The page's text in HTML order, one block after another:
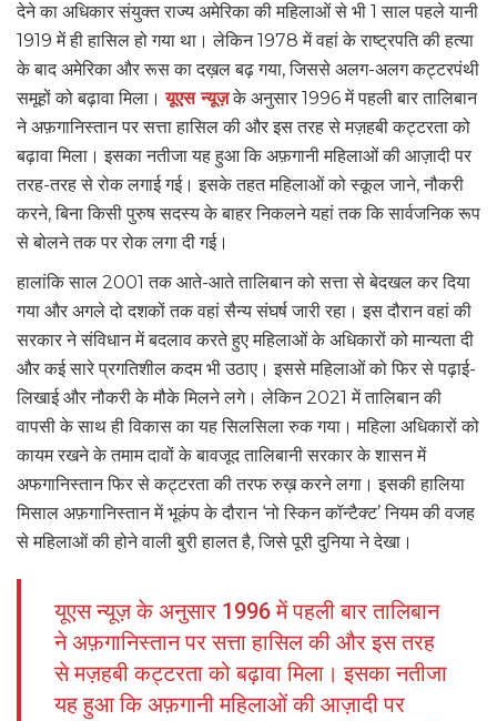
देने का अधिकार संयुक्त राज्य अमेरिका की महिलाओं से भी 1 साल पहले यानी
1919 में ही हासिल हो गया था। लेकिन 1978 में वहां के राष्ट्रपति की हत्या
के बाद अमेरिका और रूस का दख़ल बढ़ गया, जिससे अलग-अलग कट्टरपंथी
समूहों को बढ़ावा मिला।यूएस न्यूज़ के अनुसार 1996 में पहली बार तालिबान
ने अफ़गानिस्तान पर सत्ता हासिल की और इस तरह से मज़हबी कट्टरता को
बढ़ावा मिला। इसका नतीजा यह हुआ कि अफ़गानी महिलाओं की आज़ादी पर
तरह-तरह से रोक लगाई गई। इसके तहत महिलाओं को स्कूल जाने, नौकरी
करने, बिना किसी पुरुष सदस्य के बाहर निकलने यहां तक कि सार्वजनिक रूप
से बोलने तक पर रोक लगा दी गई।
हालांकि साल 2001 तक आते-आते तालिबान को सत्ता से बेदखल कर दिया
गया और अगले दो दशकों तक वहां सैन्य संघर्ष जारी रहा। इस दौरान वहां की
सरकार ने संविधान में बदलाव करते हुए महिलाओं के अधिकारों को मान्यता दी
और कई सारे प्रगतिशील कदम भी उठाए। इससे महिलाओं को फिर से पढ़ाई-
लिखाई और नौकरी के मौके मिलने लगे। लेकिन 2021 में तालिबान की
वापसी के साथ ही विकास का यह सिलसिला रुक गया। महिला अधिकारों को
कायम रखने के तमाम दावों के बावजूद तालिबानी सरकार के शासन में
अफगानिस्तान फिर से कट्टरता की तरफ रुख़ करने लगा। इसकी हालिया
मिसाल अफ़गानिस्तान में भूकंप के दौरान ‘नो स्किन कॉन्टैक्ट’ नियम की वजह
से महिलाओं की होने वाली बुरी हालत है, जिसे पूरी दुनिया ने देखा।
यूएस न्यूज़ के अनुसार 1996 में पहली बार तालिबान
ने अफ़गानिस्तान पर सत्ता हासिल की और इस तरह
से मज़हबी कट्टरता को बढ़ावा मिला। इसका नतीजा
यह हुआ कि अफ़गानी महिलाओं की आज़ादी पर